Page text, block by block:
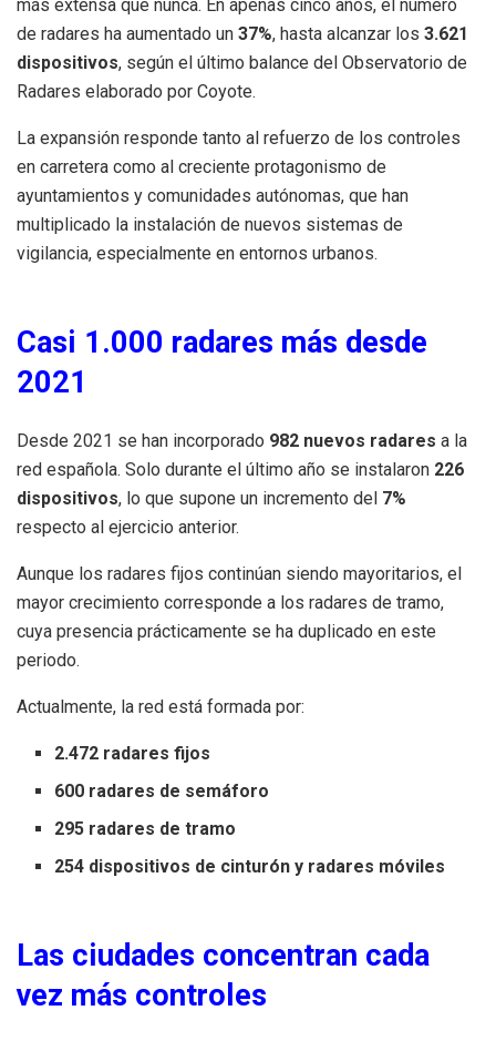
más extensa que nunca. En apenas cinco años, el número
de radares ha aumentado un 37%, hasta alcanzar los 3.621
dispositivos, según el último balance del Observatorio de
Radares elaborado por Coyote.
La expansión responde tanto al refuerzo de los controles
en carretera como al creciente protagonismo de
ayuntamientos y comunidades autónomas, que han
multiplicado la instalación de nuevos sistemas de
vigilancia, especialmente en entornos urbanos.
Casi 1.000 radares más desde
2021
Desde 2021 se han incorporado 982 nuevos radares a la
red española. Solo durante el último año se instalaron 226
dispositivos, lo que supone un incremento del 7%
respecto al ejercicio anterior.
Aunque los radares fijos continúan siendo mayoritarios, el
mayor crecimiento corresponde a los radares de tramo,
cuya presencia prácticamente se ha duplicado en este
periodo.
Actualmente, la red está formada por:
2.472 radares fijos
600 radares de semáforo
295 radares de tramo
254 dispositivos de cinturón y radares móviles
Las ciudades concentran cada
vez más controles